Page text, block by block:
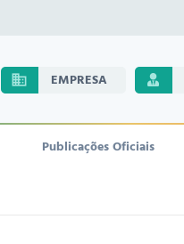
EMPRESA
Publicações Oficiais